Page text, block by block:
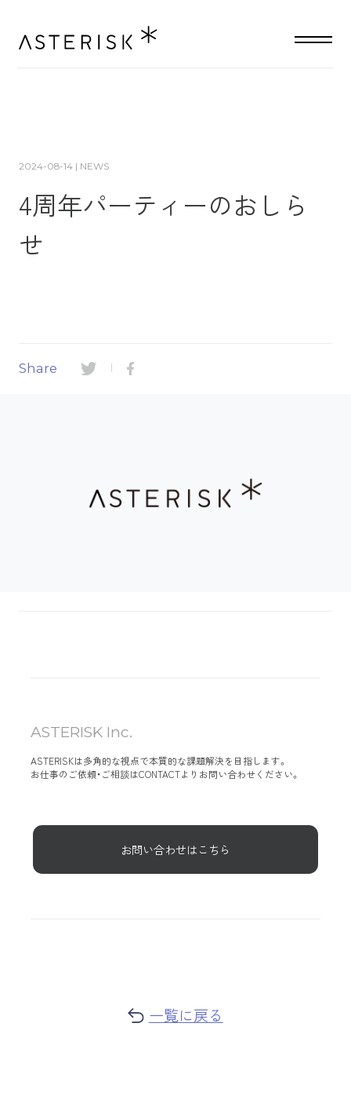
2024-08-14 | NEWS
4周年パーティ ーのお し ら
せ
Share |
ASTERISK Inc.
ASTERISKは多角的な視点で本質的な課題解決を目指します。
お仕事のご依頼・ご相談はCONTACTよりお問い合わせください。
お問い合わせはこちら
一覧に戻る